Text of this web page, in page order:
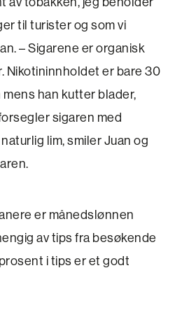
til turister og som vi
– Sigarene er organisk
Nikotininnholdet er bare 30
han kutter blader,
sigaren med
lim, smiler Juan og
er månedslønnen
av tips fra besøkende
i tips er et godt